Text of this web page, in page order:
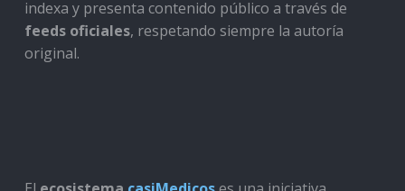
indexa y presenta contenido público a través de
feeds oficiales, respetando siempre la autoría
original.